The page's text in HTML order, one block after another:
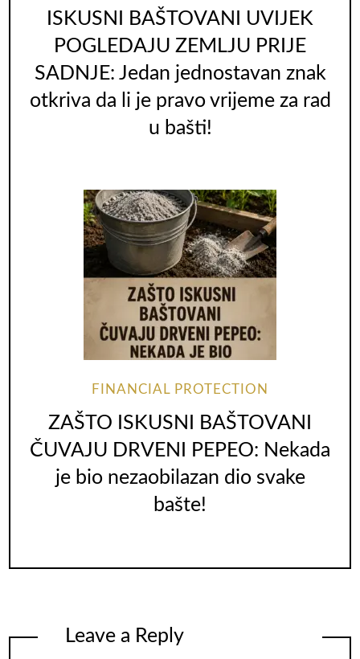
ISKUSNI BAŠTOVANI UVIJEK
POGLEDAJU ZEMLJU PRIJE
SADNJE: Jedan jednostavan znak
otkriva da li je pravo vrijeme za rad
u bašti!
FINANCIAL PROTECTION
ZAŠTO ISKUSNI BAŠTOVANI
ČUVAJU DRVENI PEPEO: Nekada
je bio nezaobilazan dio svake
bašte!
Leave a Reply